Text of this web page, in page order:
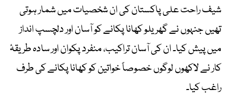
شیف راحت علی پاکستان کی ان شخصیات میں شمار ہوتی
تھیں جنہوں نے گھریلو کھانا پکانے کو آسان اور دلچسپ انداز
میں پیش کیا۔ ان کی آسان تراکیب، منفرد پکوان اور سادہ طریقۂ
کار نے لاکھوں لوگوں خصوصاً خواتین کو کھانا پکانے کی طرف
راغب کیا۔